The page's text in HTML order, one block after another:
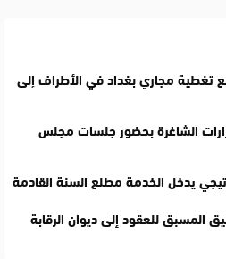
تغطية مجاري بغداد في الأطراف إلى
الشاغرة بحضور جلسات مجلس
يدخل الخدمة مطلع السنة القادمة
المسبق للعقود إلى ديوان الرقابة